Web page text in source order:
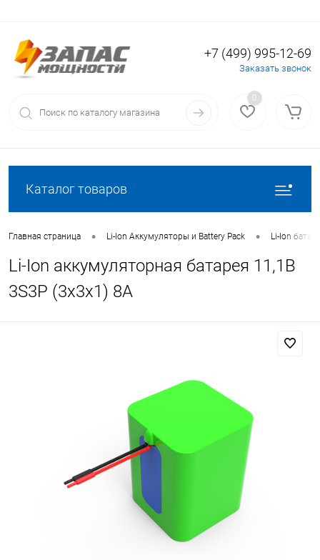
Вход Регистрация
+7 (499) 995-12-69
Заказать звонок
0
Каталог товаров
Главная страница • Li-Ion Аккумуляторы и Battery Pack • Li-Ion
Li-Ion аккумуляторная батарея 11,1В
3S3P (3x3x1) 8A